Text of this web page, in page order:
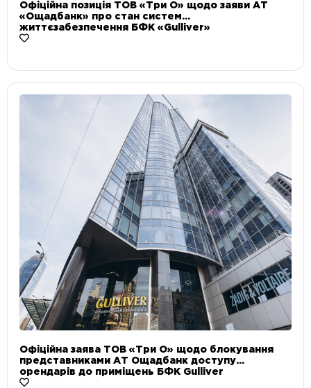
Офіційна позиція ТОВ «Три О» щодо заяви АТ
«Ощадбанк» про стан систем
життєзабезпечення БФК «Gulliver»
Офіційна заява ТОВ «Три О» щодо блокування
представниками АТ Ощадбанк доступу
орендарів до приміщень БФК Gulliver